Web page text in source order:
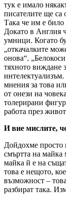
тук е имало
писателите ще са
Така че им е било
Докато в Англия
умници. Когато
„откачалките
онова“.
тяхното виждане
мнения за това
от онези на
толерирани
работа през
И вие мислите,
Дойдохме просто
смъртта на
майка й е на
това е нещото,
възможност –
разбират така.